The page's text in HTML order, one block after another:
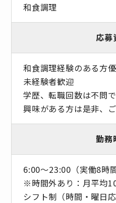
和食調理
応募
和食調理経験のある方
未経験者歓迎
学歴、転職回数は不問で
興味がある方は是非、
勤務
6:00～23:00（実働8時間
※時間外あり：月平均
シフト制（時間・曜日応